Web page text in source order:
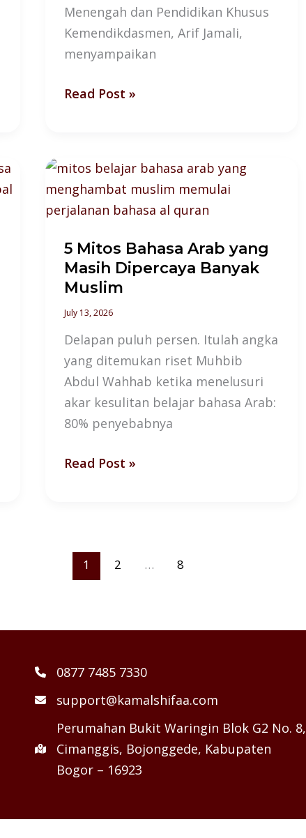
Menengah dan Pendidikan Khusus
Kemendikdasmen, Arif Jamali,
menyampaikan
Read Post »
5 Mitos Bahasa Arab yang
Masih Dipercaya Banyak
Muslim
July 13, 2026
Delapan puluh persen. Itulah angka
yang ditemukan riset Muhbib
Abdul Wahhab ketika menelusuri
akar kesulitan belajar bahasa Arab:
80% penyebabnya
5
Mitos
Bahasa
yang
Masih
Dipercaya
Banyak
Muslim
Read Post »
1 2 … 8
0877 7485 7330
support@kamalshifaa.com
Perumahan Bukit Waringin Blok G2 No. 8,
Cimanggis, Bojonggede, Kabupaten
Bogor – 16923